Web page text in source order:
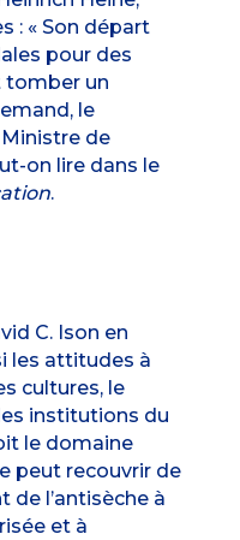
: « Son départ
pour des
tomber un
le
de
on lire dans le
.
C. Ison en
les attitudes à
cultures, le
institutions du
le domaine
peut recouvrir de
de l’antisèche à
et à